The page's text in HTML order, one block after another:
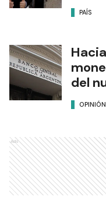
PAÍS
del
OPINIÓN
Ads